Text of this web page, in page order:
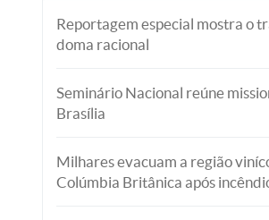
Reportagem especial mostra o
doma racional
Seminário Nacional reúne
Brasília
Milhares evacuam a região
Colúmbia Britânica após